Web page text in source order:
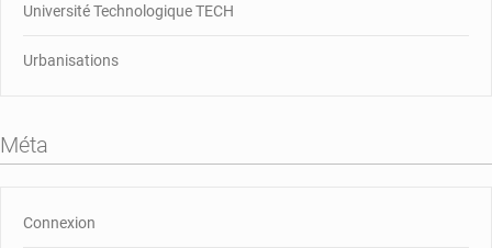
Université Technologique TECH
Urbanisations
Méta
Connexion